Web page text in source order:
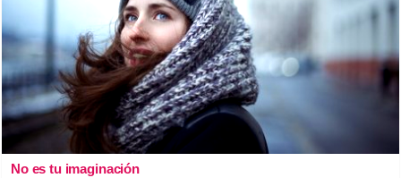
No es tu imaginación